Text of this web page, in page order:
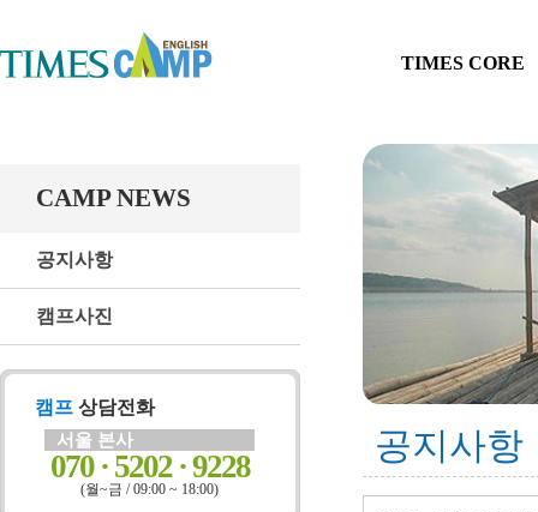
TIMES CORE
CAMP NEWS
공지사항
캠프사진
캠프 상담전화
서울 본사
070 · 5202 · 9228
(월~금 / 09:00 ~ 18:00)
공지사항